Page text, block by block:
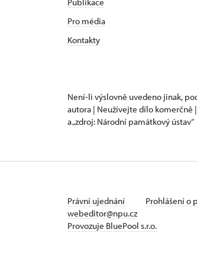
Pro média
Kontakty
Není-li výslovně uvedeno jinak,
autora | Neužívejte dílo komerčně
a „zdroj: Národní památkový ústav“
Právní ujednání Prohlášení o
webeditor@npu.cz
Provozuje BluePool s.r.o.